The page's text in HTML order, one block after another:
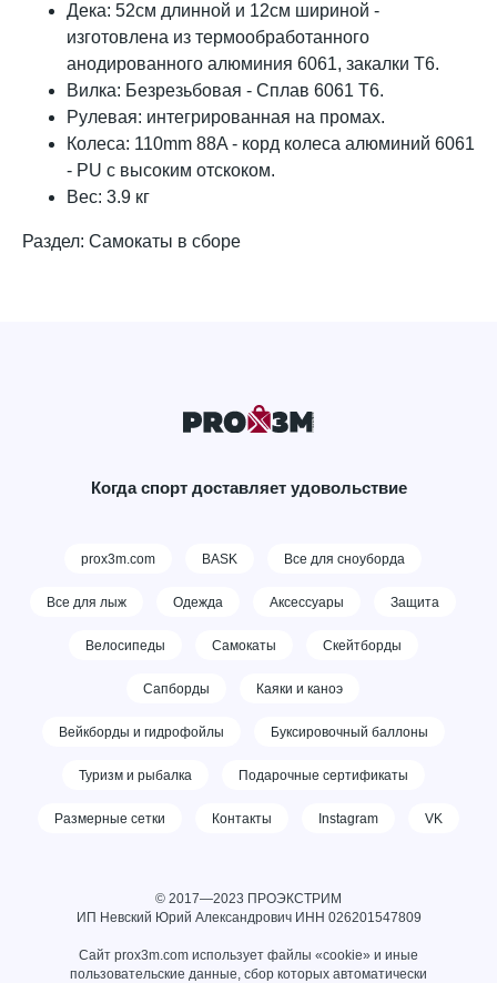
Дека: 52см длинной и 12см шириной -
изготовлена из термообработанного
анодированного алюминия 6061, закалки Т6.
Вилка: Безрезьбовая - Сплав 6061 Т6.
Рулевая: интегрированная на промах.
Колеса: 110mm 88A - корд колеса алюминий 6061
- PU с высоким отскоком.
Вес: 3.9 кг
Раздел: Самокаты в сборе
Когда спорт доставляет удовольствие
prox3m.com BASK Все для сноуборда
Все для лыж Одежда Аксессуары Защита
Велосипеды Самокаты Скейтборды
Сапборды Каяки и каноэ
Вейкборды и гидрофойлы Буксировочный баллоны
Туризм и рыбалка Подарочные сертификаты
Размерные сетки Контакты Instagram VK
© 2017—2023 ПРОЭКСТРИМ
ИП Невский Юрий Александрович ИНН 026201547809
Сайт prox3m.com использует файлы «cookie» и иные
пользовательские данные, сбор которых автоматически